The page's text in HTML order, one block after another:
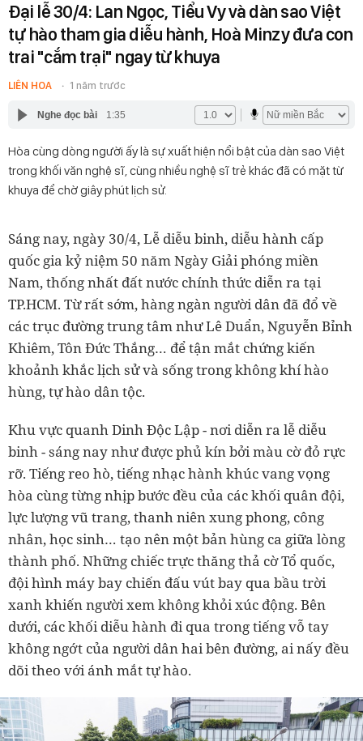
Đại lễ 30/4: Lan Ngọc, Tiểu Vy và dàn sao Việt
tự hào tham gia diễu hành, Hoà Minzy đưa con
trai "cắm trại" ngay từ khuya
LIÊN HOA 1 năm trước
Nghe đọc bài 1:35
Hòa cùng dòng người ấy là sự xuất hiện nổi bật của dàn sao Việt
trong khối văn nghệ sĩ, cùng nhiều nghệ sĩ trẻ khác đã có mặt từ
khuya để chờ giây phút lịch sử.
Sáng nay, ngày 30/4, Lễ diễu binh, diễu hành cấp
quốc gia kỷ niệm 50 năm Ngày Giải phóng miền
Nam, thống nhất đất nước chính thức diễn ra tại
TP.HCM. Từ rất sớm, hàng ngàn người dân đã đổ về
các trục đường trung tâm như Lê Duẩn, Nguyễn Bỉnh
Khiêm, Tôn Đức Thắng… để tận mắt chứng kiến
khoảnh khắc lịch sử và sống trong không khí hào
hùng, tự hào dân tộc.
Khu vực quanh Dinh Độc Lập - nơi diễn ra lễ diễu
binh - sáng nay như được phủ kín bởi màu cờ đỏ rực
rỡ. Tiếng reo hò, tiếng nhạc hành khúc vang vọng
hòa cùng từng nhịp bước đều của các khối quân đội,
lực lượng vũ trang, thanh niên xung phong, công
nhân, học sinh… tạo nên một bản hùng ca giữa lòng
thành phố. Những chiếc trực thăng thả cờ Tổ quốc,
đội hình máy bay chiến đấu vút bay qua bầu trời
xanh khiến người xem không khỏi xúc động. Bên
dưới, các khối diễu hành đi qua trong tiếng vỗ tay
không ngớt của người dân hai bên đường, ai nấy đều
dõi theo với ánh mắt tự hào.